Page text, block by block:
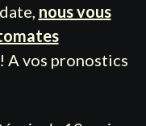
nous vous
A vos pronostics